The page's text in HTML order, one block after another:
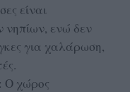
είναι
νηπίων, ενώ δεν
για χαλάρωση,
Ο χώρος